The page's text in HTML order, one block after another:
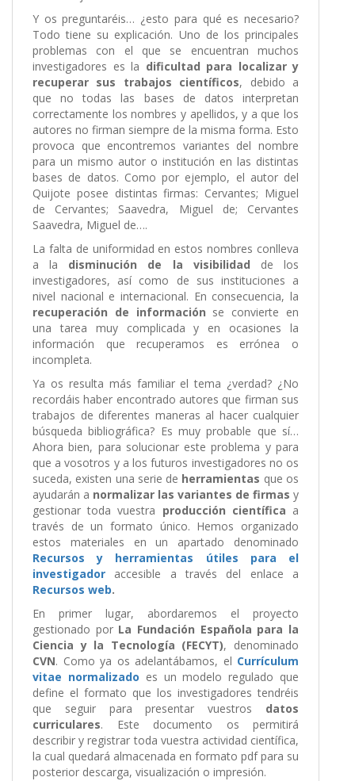
Y os preguntaréis… ¿esto para qué es necesario?
Todo tiene su explicación. Uno de los principales
problemas con el que se encuentran muchos
investigadores es la dificultad para localizar y
recuperar sus trabajos científicos, debido a
que no todas las bases de datos interpretan
correctamente los nombres y apellidos, y a que los
autores no firman siempre de la misma forma. Esto
provoca que encontremos variantes del nombre
para un mismo autor o institución en las distintas
bases de datos. Como por ejemplo, el autor del
Quijote posee distintas firmas: Cervantes; Miguel
de Cervantes; Saavedra, Miguel de; Cervantes
Saavedra, Miguel de….
La falta de uniformidad en estos nombres conlleva
a la disminución de la visibilidad de los
investigadores, así como de sus instituciones a
nivel nacional e internacional. En consecuencia, la
recuperación de información se convierte en
una tarea muy complicada y en ocasiones la
información que recuperamos es errónea o
incompleta.
Ya os resulta más familiar el tema ¿verdad? ¿No
recordáis haber encontrado autores que firman sus
trabajos de diferentes maneras al hacer cualquier
búsqueda bibliográfica? Es muy probable que sí…
Ahora bien, para solucionar este problema y para
que a vosotros y a los futuros investigadores no os
suceda, existen una serie de herramientas que os
ayudarán a normalizar las variantes de firmas y
gestionar toda vuestra producción científica a
través de un formato único. Hemos organizado
estos materiales en un apartado denominado
Recursos y herramientas útiles para el
investigador accesible a través del enlace a
Recursos web.
En primer lugar, abordaremos el proyecto
gestionado por La Fundación Española para la
Ciencia y la Tecnología (FECYT), denominado
CVN. Como ya os adelantábamos, el Currículum
vitae normalizado es un modelo regulado que
define el formato que los investigadores tendréis
que seguir para presentar vuestros datos
curriculares. Este documento os permitirá
describir y registrar toda vuestra actividad científica,
la cual quedará almacenada en formato pdf para su
posterior descarga, visualización o impresión.